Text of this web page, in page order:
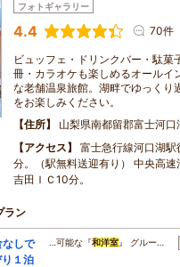
フォトギャラリー
4.4 70件
ビュッフェ・ドリンクバー・駄
冊・カラオケも楽しめるオールイ
な老舗温泉旅館。湖畔でゆっくり
をお楽しみください。
住所
山梨県南都留郡富士河
アクセス
富士急行線河口湖
分。（駅無料送迎有り） 中央高
吉田ＩＣ10分。
ラン
なしで
１泊
…可能な『和洋室』 グルー…